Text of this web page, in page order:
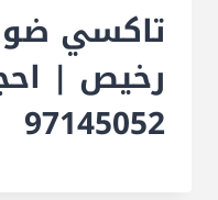
تاكسي
رخيص |
97145052